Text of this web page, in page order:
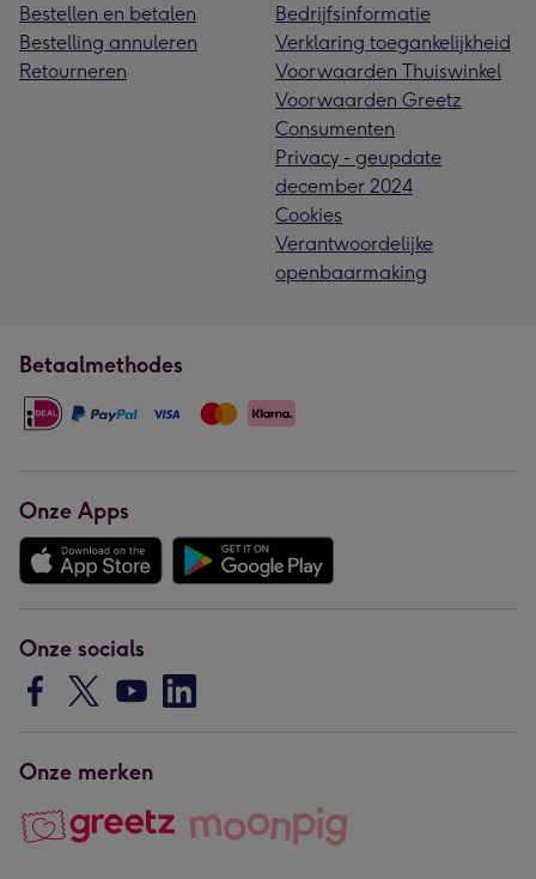
Bestellen en betalen
Bestelling annuleren
Retourneren
Bedrijfsinformatie
Verklaring toegankelijkheid
Voorwaarden Thuiswinkel
Voorwaarden Greetz
Consumenten
Privacy - geupdate
december 2024
Cookies
Verantwoordelijke
openbaarmaking
Betaalmethodes
Onze Apps
Onze socials
Onze merken